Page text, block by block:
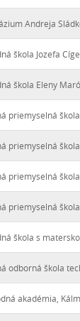
Andreja
škola Jozefa
škola Eleny
priemyselná
priemyselná
priemyselná
priemyselná
škola s
odborná škola
akadémia,